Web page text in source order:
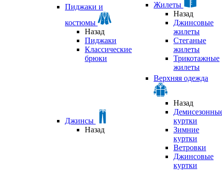
Пиджаки и
костюмы
Назад
Пиджаки
Классические
брюки
Жилеты
Назад
Джинсовые
жилеты
Стеганые
жилеты
Трикотажные
жилеты
Джинсы
Назад
Верхняя одежда
Назад
куртки
Зимние
куртки
Ветровки
Джинсовые
куртки